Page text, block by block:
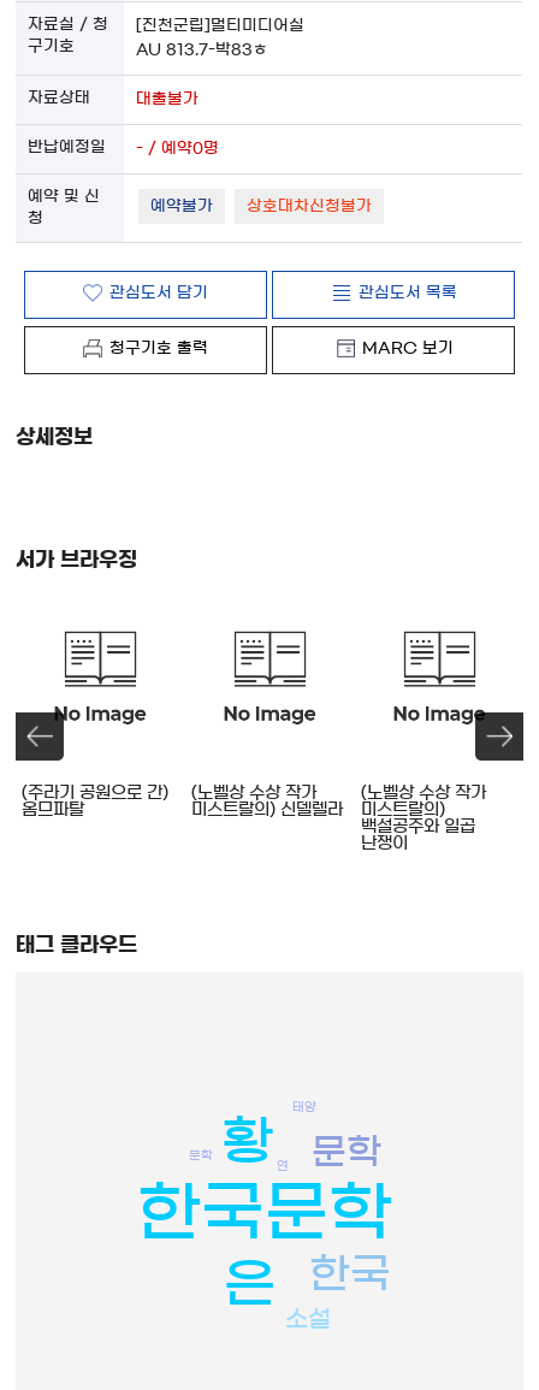
[진천군립]멀티미디어실
AU 813.7-박83ㅎ
대출불가
- / 예약0명
예약불가 상호대차신청불가
관심도서 담기 관심도서 목록
청구기호 출력 MARC 보기
상세정보
서가 브라우징
(주라기 공원으로 간)
옴므파탈
(노벨상 수상 작가
미스트랄의) 신델렐라
(노벨상 수상 작가
미스트랄의)
백설공주와 일곱
난쟁이
태그 클라우드
한국문학
은
황
한국
문학
소설
문학
연
태양